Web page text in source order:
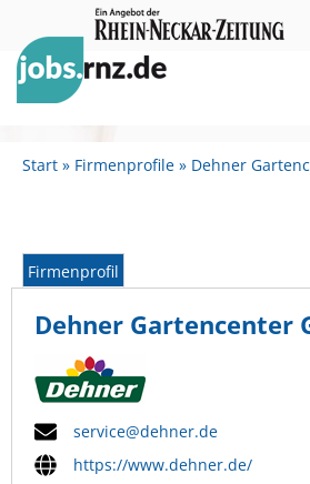
Start Firmenprofile
Dehner
Firmenprofil
Dehner Gartencenter
service@dehner.de
https://www.dehner.de/